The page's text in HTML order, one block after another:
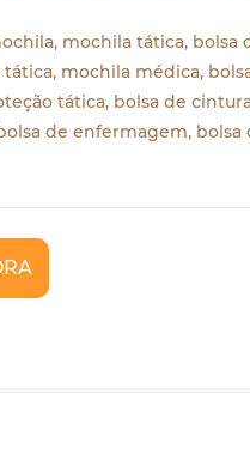
mochila tática, bolsa
mochila médica,
tática, bolsa de
de enfermagem, bolsa